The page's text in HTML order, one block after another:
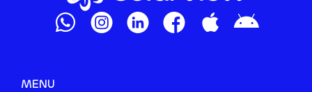
MENU